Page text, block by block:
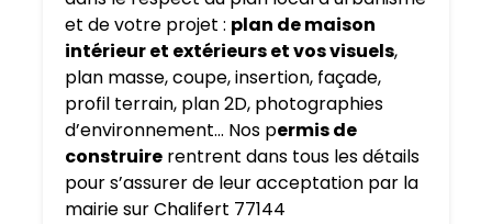
et de votre projet : plan de maison
intérieur et extérieurs et vos visuels,
plan masse, coupe, insertion, façade,
profil terrain, plan 2D, photographies
d’environnement… Nos permis de
construire rentrent dans tous les détails
pour s’assurer de leur acceptation par la
mairie sur Chalifert 77144